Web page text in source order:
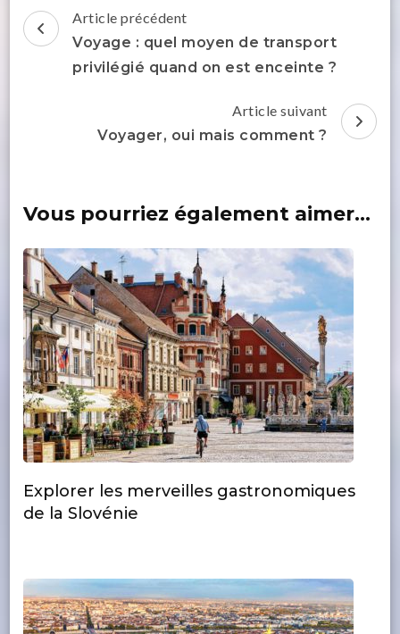
Navigation
d'article
Article précédent
Voyage : quel moyen de transport
privilégié quand on est enceinte ?
Article suivant
Voyager, oui mais comment ?
Vous pourriez également aimer...
Explorer les merveilles gastronomiques
de la Slovénie